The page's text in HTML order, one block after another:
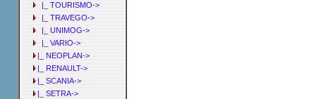
|_ TOURISMO->
|_ TRAVEGO->
|_ UNIMOG->
|_ VARIO->
|_ NEOPLAN->
|_ RENAULT->
|_ SCANIA->
|_ SETRA->